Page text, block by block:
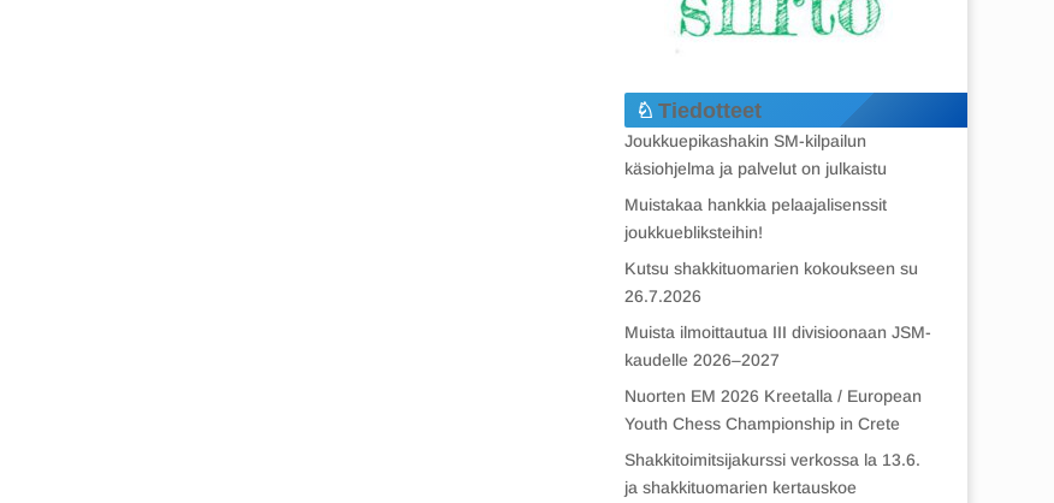
Tiedotteet
Joukkuepikashakin SM-kilpailun
käsiohjelma ja palvelut on julkaistu
Muistakaa hankkia pelaajalisenssit
joukkuebliksteihin!
Kutsu shakkituomarien kokoukseen su
26.7.2026
Muista ilmoittautua III divisioonaan JSM-
kaudelle 2026–2027
Nuorten EM 2026 Kreetalla / European
Youth Chess Championship in Crete
Shakkitoimitsijakurssi verkossa la 13.6.
ja shakkituomarien kertauskoe